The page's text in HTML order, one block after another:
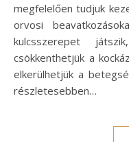
megfelelően tudjuk
orvosi
kulcsszerepet
csökkenthetjük a
elkerülhetjük a
részletesebben…